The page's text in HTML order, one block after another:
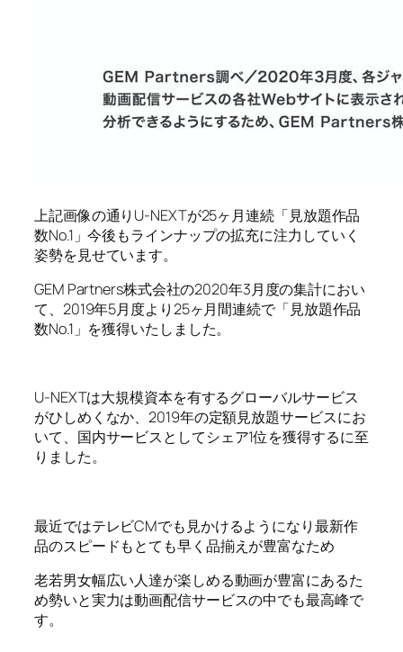
上記画像の通りU-NEXTが25ヶ月連続「見放題作品
数No.1」今後もラインナップの拡充に注力していく
姿勢を見せています。
GEM Partners株式会社の2020年3月度の集計におい
て、2019年5月度より25ヶ月間連続で「見放題作品
数No.1」を獲得いたしました。
U-NEXTは大規模資本を有するグローバルサービス
がひしめくなか、2019年の定額見放題サービスにお
いて、国内サービスとしてシェア1位を獲得するに至
りました。
最近ではテレビCMでも見かけるようになり最新作
品のスピードもとても早く品揃えが豊富なため
老若男女幅広い人達が楽しめる動画が豊富にあるた
め勢いと実力は動画配信サービスの中でも最高峰で
す。